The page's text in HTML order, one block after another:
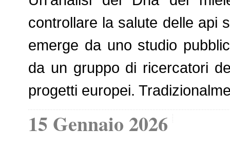
controllare la salute delle api
emerge da uno studio
da un gruppo di ricercatori
progetti europei.
15 Gennaio 2026